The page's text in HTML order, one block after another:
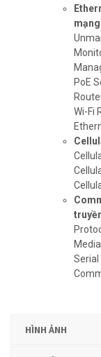
PoE
Wi-Fi
Serial
HÌNH ẢNH